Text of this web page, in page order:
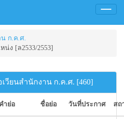
Toggle
ก.ค.ศ.
ง [ล2533/2553]
วียนสำนักงาน ก.ค.ศ. [460]
คำย่อ ชื่อย่อ วันที่ประกาศ สถ